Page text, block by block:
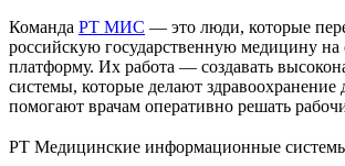
Команда РТ МИС — это люди, которые
российскую государственную медицину
платформу. Их работа — создавать
системы, которые делают
помогают врачам оперативно решать
РТ Медицинские информационные